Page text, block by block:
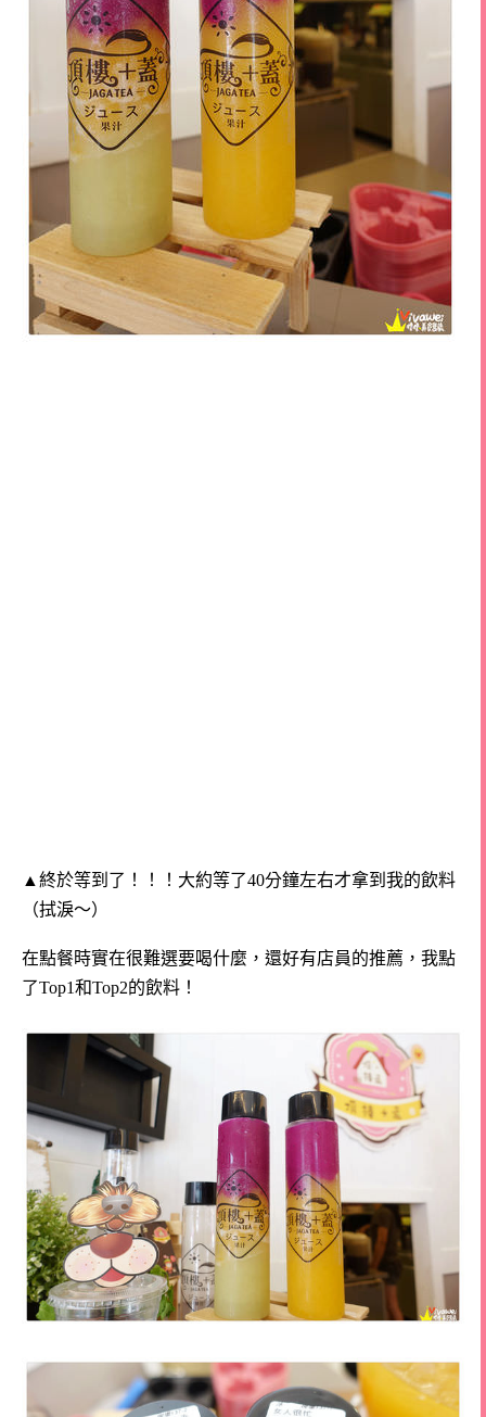
▲終於等到了！！！大約等了40分鐘左右才拿到我的飲料
（拭淚～）
在點餐時實在很難選要喝什麼，還好有店員的推薦，我點
了Top1和Top2的飲料！